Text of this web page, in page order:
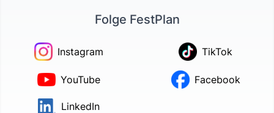
Folge FestPlan
Instagram TikTok
YouTube Facebook
LinkedIn